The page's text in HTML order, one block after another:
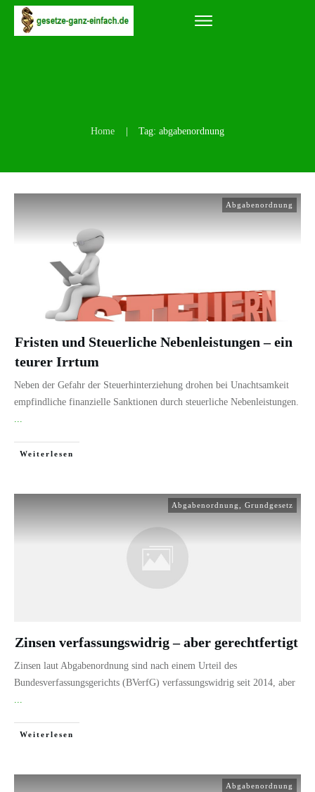
Home | Tag: abgabenordnung
Abgabenordnung
Fristen und Steuerliche Nebenleistungen – ein
teurer Irrtum
Neben der Gefahr der Steuerhinterziehung drohen bei Unachtsamkeit
empfindliche finanzielle Sanktionen durch steuerliche Nebenleistungen.
Weiterlesen
Abgabenordnung Grundgesetz
Zinsen verfassungswidrig – aber gerechtfertigt
Zinsen laut Abgabenordnung sind nach einem Urteil des
Bundesverfassungsgerichts (BVerfG) verfassungswidrig seit 2014, aber
Weiterlesen
Abgabenordnung